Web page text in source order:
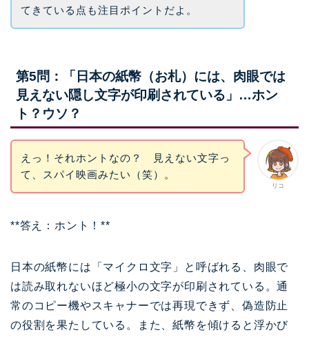
てきている点も注目ポイントだよ。
第5問：「日本の紙幣（お札）には、肉眼では
見えない隠し文字が印刷されている」…ホン
ト？ウソ？
リコ
えっ！それホントなの？ 見えない文字っ
て、スパイ映画みたい（笑）。
**答え：ホント！**
日本の紙幣には「マイクロ文字」と呼ばれる、肉眼で
は読み取れないほど極小の文字が印刷されている。通
常のコピー機やスキャナーでは再現できず、偽造防止
の役割を果たしている。また、紙幣を傾けると浮かび